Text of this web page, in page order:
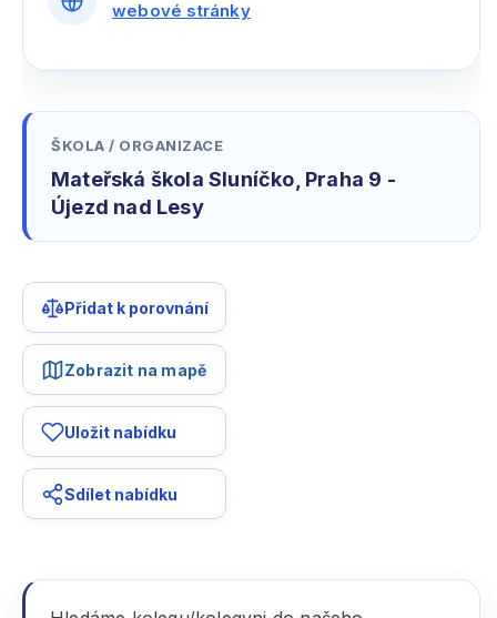
webové stránky
ŠKOLA / ORGANIZACE
Mateřská škola Sluníčko, Praha 9 -
Újezd nad Lesy
Přidat k porovnání
Zobrazit na mapě
Uložit nabídku
Sdílet nabídku